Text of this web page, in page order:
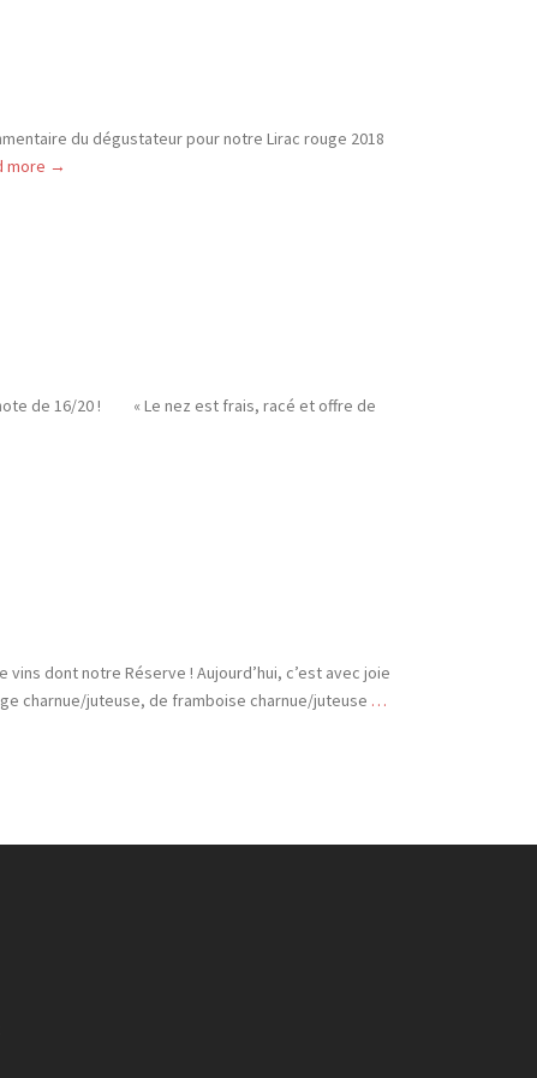
du dégustateur pour notre Lirac rouge 2018
more →
note de 16/20 ! « Le nez est frais, racé et offre de
dont notre Réserve ! Aujourd’hui, c’est avec joie
charnue/juteuse, de framboise charnue/juteuse …